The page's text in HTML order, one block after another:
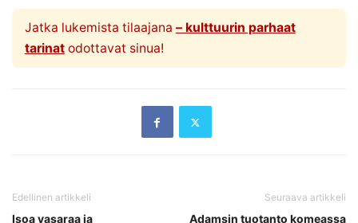
Jatka lukemista tilaajana – kulttuurin parhaat
tarinatodottavat sinua!
Edellinen artikkeli
Isoa vasaraa ja
Seuraava artikkeli
Adamsin tuotanto komeassa